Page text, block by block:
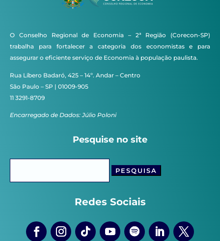
O Conselho Regional de Economia – 2ª Região (Corecon-SP)
trabalha para fortalecer a categoria dos economistas e para
assegurar o eficiente serviço de Economia à população paulista.
Rua Líbero Badaró, 425 – 14º. Andar – Centro
São Paulo – SP | 01009-905
11 3291-8709
Encarregado de Dados: Júlio Poloni
Pesquise no site
Redes Sociais